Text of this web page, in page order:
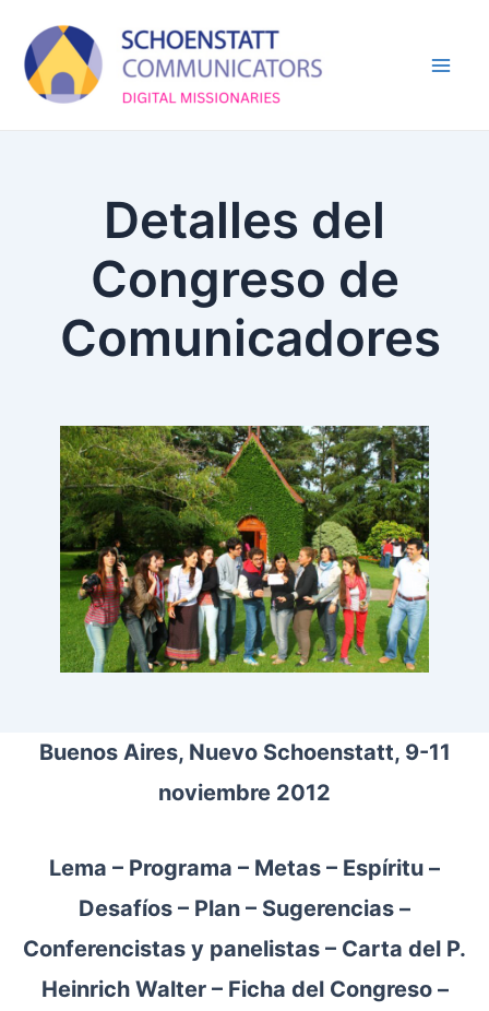
content
Detalles del
Congreso de
Comunicadores
Buenos Aires, Nuevo Schoenstatt, 9-11
noviembre 2012
Lema – Programa – Metas – Espíritu –
Desafíos – Plan – Sugerencias –
Conferencistas y panelistas – Carta del P.
Heinrich Walter – Ficha del Congreso –